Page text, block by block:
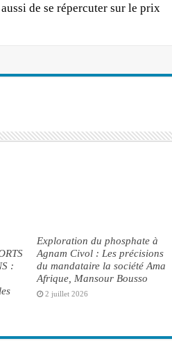
de se répercuter sur le prix
:
Exploration du phosphate à
Agnam Civol : Les précisions
du mandataire la société Ama
Afrique, Mansour Bousso
2 juillet 2026